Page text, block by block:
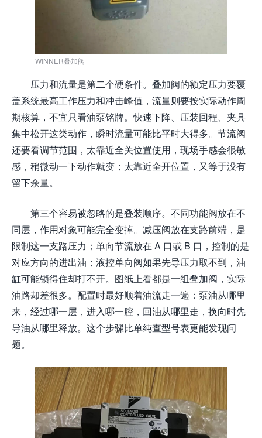
WINNER叠加阀
压力和流量是第二个硬条件。叠加阀的额定压力要覆
盖系统最高工作压力和冲击峰值，流量则要按实际动作周
期核算，不宜只看油泵铭牌。快速下降、压装回程、夹具
集中松开这类动作，瞬时流量可能比平时大得多。节流阀
还要看调节范围，太靠近全关位置使用，现场手感会很敏
感，稍微动一下动作就变；太靠近全开位置，又等于没有
留下余量。
第三个容易被忽略的是叠装顺序。不同功能阀放在不
同层，作用对象可能完全变掉。减压阀放在支路前端，是
限制这一支路压力；单向节流放在 A 口或 B 口，控制的是
对应方向的进出油；液控单向阀如果先导压力取不到，油
缸可能锁得住却打不开。图纸上看都是一组叠加阀，实际
油路却差很多。配置时最好顺着油流走一遍：泵油从哪里
来，经过哪一层，进入哪一腔，回油从哪里走，换向时先
导油从哪里释放。这个步骤比单纯查型号表更能发现问
题。